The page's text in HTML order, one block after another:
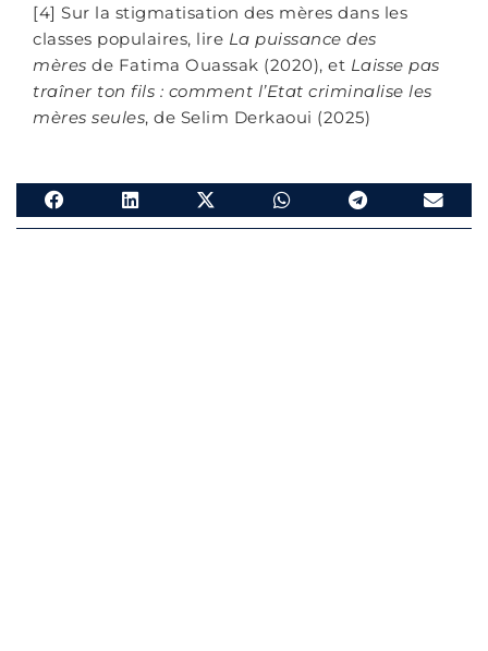
[4] Sur la stigmatisation des mères dans les
classes populaires, lire La puissance des
mères de Fatima Ouassak (2020), et Laisse pas
traîner ton fils : comment l’Etat criminalise les
mères seules, de Selim Derkaoui (2025)